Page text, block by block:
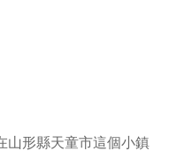
山形縣天童市這個小鎮